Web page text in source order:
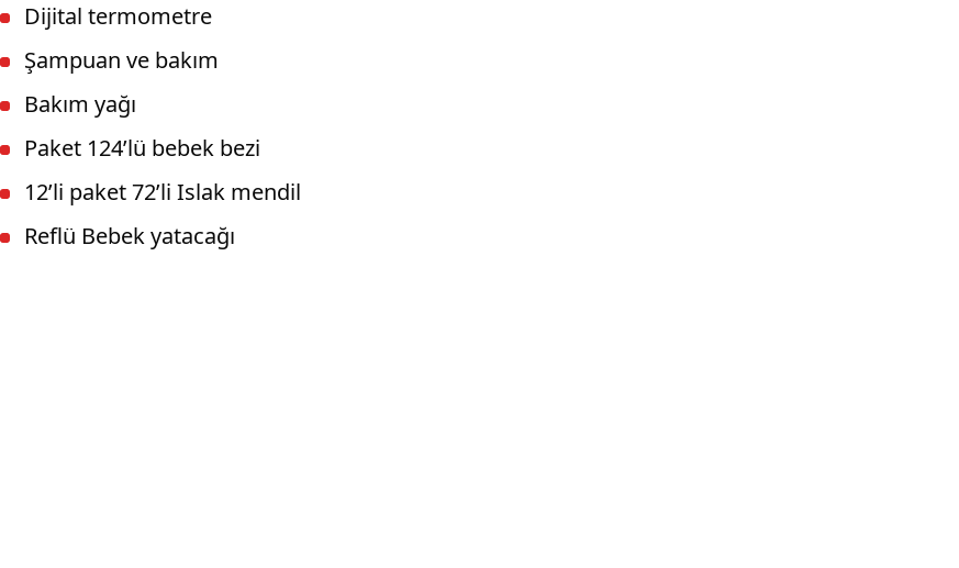
Dijital termometre
Şampuan ve bakım
Bakım yağı
Paket 124’lü bebek bezi
12’li paket 72’li Islak mendil
Reflü Bebek yatacağı